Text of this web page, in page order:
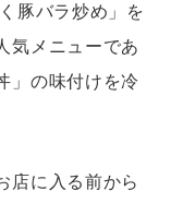
豚バラ炒め」を
気メニューであ
」の味付けを冷
店に入る前から